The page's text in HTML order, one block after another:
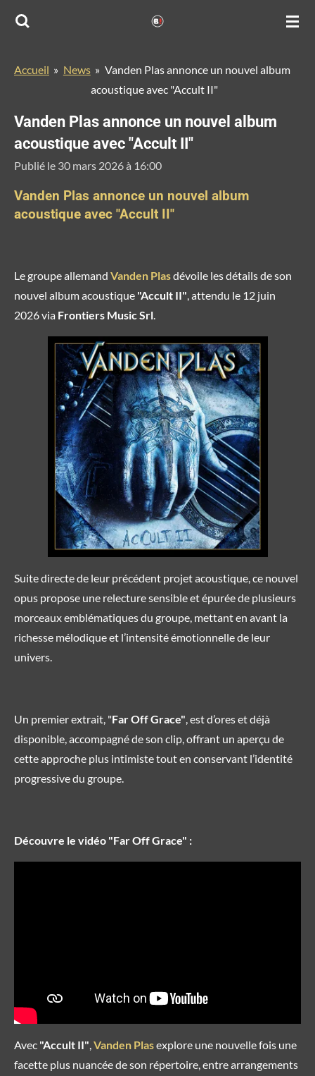
Passer
principal
Accueil » News » Vanden Plas annonce un nouvel album
acoustique avec "Accult II"
Vanden Plas annonce un nouvel album
acoustique avec "Accult II"
Publié le 30 mars 2026 à 16:00
Vanden Plas annonce un nouvel album
acoustique avec "Accult II"
Le groupe allemand Vanden Plasdévoile les détails de son
nouvel album acoustique "Accult II", attendu le 12 juin
2026 via Frontiers Music Srl.
Suite directe de leur précédent projet acoustique, ce nouvel
opus propose une relecture sensible et épurée de plusieurs
morceaux emblématiques du groupe, mettant en avant la
richesse mélodique et l’intensité émotionnelle de leur
univers.
Un premier extrait, "Far Off Grace", est d’ores et déjà
disponible, accompagné de son clip, offrant un aperçu de
cette approche plus intimiste tout en conservant l’identité
progressive du groupe.
Découvre le vidéo "Far Off Grace" :
Avec "Accult II" Vanden Plasexplore une nouvelle fois une
facette plus nuancée de son répertoire, entre arrangements